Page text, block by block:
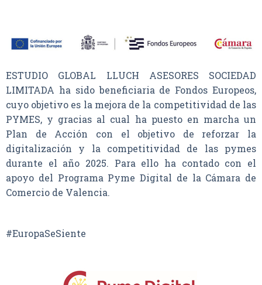
ESTUDIO GLOBAL LLUCH ASESORES SOCIEDAD
LIMITADA ha sido beneficiaria de Fondos Europeos,
cuyo objetivo es la mejora de la competitividad de las
PYMES, y gracias al cual ha puesto en marcha un
Plan de Acción con el objetivo de reforzar la
digitalización y la competitividad de las pymes
durante el año 2025. Para ello ha contado con el
apoyo del Programa Pyme Digital de la Cámara de
Comercio de Valencia.
#EuropaSeSiente